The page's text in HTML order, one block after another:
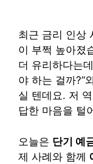
최근 금리 인상
이 부쩍 높아졌
더 유리하다는
야 하는 걸까?”
실 텐데요. 저
답한 마음을 털
오늘은 단기 예
제 사례와 함께